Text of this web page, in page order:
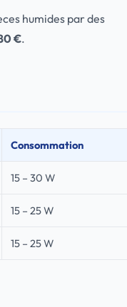
humides par des
€.
Consommation
15 – 30 W
15 – 25 W
15 – 25 W